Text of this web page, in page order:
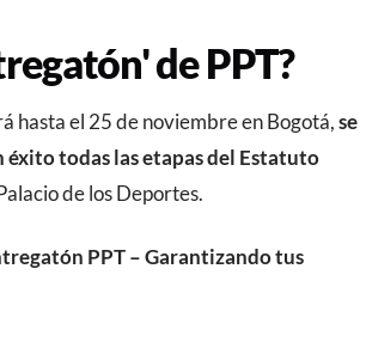
de PPT?
hasta el 25 de noviembre en Bogotá,se
todas las etapas del Estatuto
de los Deportes.
PPT – Garantizando tus